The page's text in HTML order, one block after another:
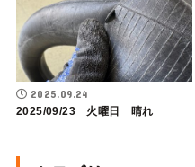
2025.09.24
2025/09/23 火曜日 晴れ